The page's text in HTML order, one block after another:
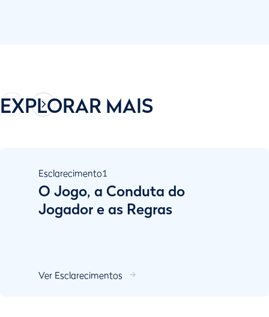
EXPLORAR MAIS
Esclarecimento1
O Jogo, a Conduta do
Jogador e as Regras
Ver Esclarecimentos